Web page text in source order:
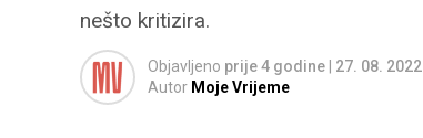
nešto kritizira.
Objavljeno prije 4 godine
27. 08. 2022.
Autor Moje Vrijeme